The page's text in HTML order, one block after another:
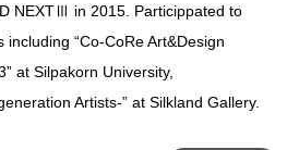
NEXTⅢ in 2015. Particippated to
“Co-CoRe Art&Design
at Silpakorn University,
Artists-” at Silkland Gallery.